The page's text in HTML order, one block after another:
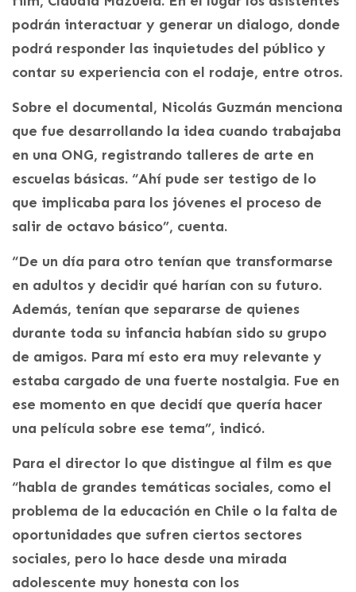
podrán interactuar y generar un dialogo, donde
podrá responder las inquietudes del público y
contar su experiencia con el rodaje, entre otros.
Sobre el documental, Nicolás Guzmán menciona
que fue desarrollando la idea cuando trabajaba
en una ONG, registrando talleres de arte en
escuelas básicas. “Ahí pude ser testigo de lo
que implicaba para los jóvenes el proceso de
salir de octavo básico”, cuenta.
“De un día para otro tenían que transformarse
en adultos y decidir qué harían con su futuro.
Además, tenían que separarse de quienes
durante toda su infancia habían sido su grupo
de amigos. Para mí esto era muy relevante y
estaba cargado de una fuerte nostalgia. Fue en
ese momento en que decidí que quería hacer
una película sobre ese tema”, indicó.
Para el director lo que distingue al film es que
“habla de grandes temáticas sociales, como el
problema de la educación en Chile o la falta de
oportunidades que sufren ciertos sectores
sociales, pero lo hace desde una mirada
adolescente muy honesta con los